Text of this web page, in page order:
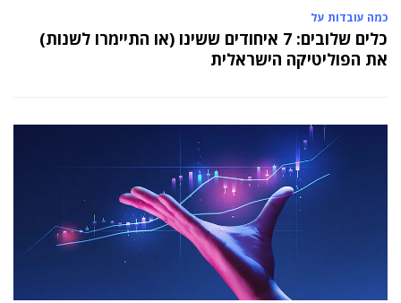
כמה עובדות על
כלים שלובים: 7 איחודים ששינו (או התיימרו לשנות)
את הפוליטיקה הישראלית